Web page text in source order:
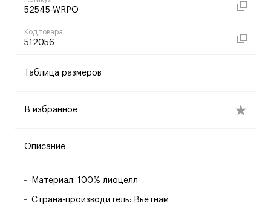
52545-WRPO
Код товара
512056
Таблица размеров
В избранное
Описание
Материал: 100% лиоцелл
Страна-производитель: Вьетнам